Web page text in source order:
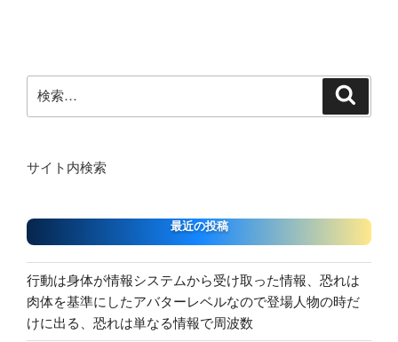
ン
索:
サイト内検索
最近の投稿
行動は身体が情報システムから受け取った情報、恐れは
肉体を基準にしたアバターレベルなので登場人物の時だ
けに出る、恐れは単なる情報で周波数